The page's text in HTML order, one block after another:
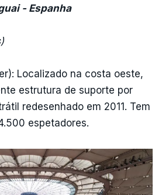
- Espanha
Localizado na costa oeste,
estrutura de suporte por
redesenhado em 2011. Tem
espetadores.